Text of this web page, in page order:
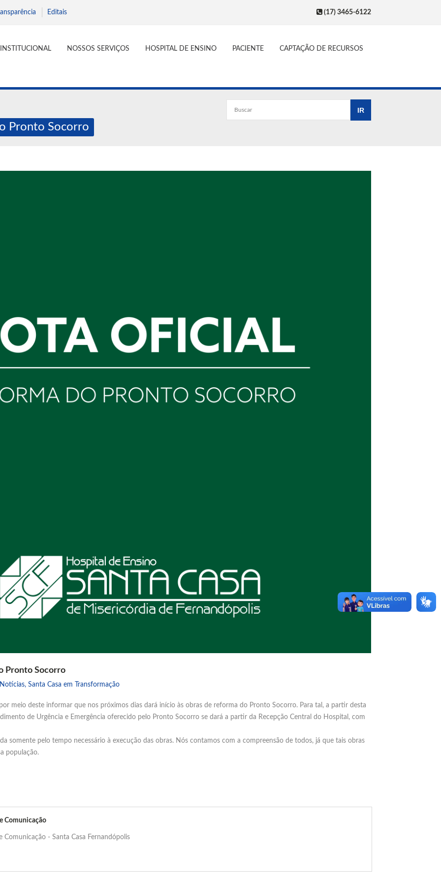
Editais (17) 3465-6122
INSTITUCIONAL NOSSOS SERVIÇOS HOSPITAL DE ENSINO PACIENTE CAPTAÇÃO DE RECURSOS
Pronto Socorro
Pronto Socorro
Notícias, Santa Casa em Transformação
meio deste informar que nos próximos dias dará início às obras de reforma do Pronto Socorro. Para tal, a partir desta
de Urgência e Emergência oferecido pelo Pronto Socorro se dará a partir da Recepção Central do Hospital, com
somente pelo tempo necessário à execução das obras. Nós contamos com a compreensão de todos, já que tais obras
população.
Comunicação
Comunicação - Santa Casa Fernandópolis